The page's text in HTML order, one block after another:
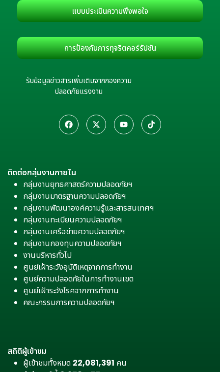
แบบประเมินความพึงพอใจ
การป้องกันการทุจริตคอร์รัปชัน
รับข้อมูลข่าวสารเพิ่มเติมจากกองความ
ปลอดภัยแรงงาน
ติดต่อกลุ่มงานภายใน
กลุ่มงานยุทธศาสตร์ความปลอดภัยฯ
กลุ่มงานมาตรฐานความปลอดภัยฯ
กลุ่มงานพัฒนาองค์ความรู้และสารสนเทศฯ
กลุ่มงานทะเบียนความปลอดภัยฯ
กลุ่มงานเครือข่ายความปลอดภัยฯ
กลุ่มงานกองทุนความปลอดภัยฯ
งานบริหารทั่วไป
ศูนย์เฝ้าระวังอุบัติเหตุจากการทำงาน
ศูนย์ความปลอดภัยในการทำงานเขต
ศูนย์เฝ้าระวังโรคจากการทำงาน
คณะกรรมการความปลอดภัยฯ
สถิติผู้เข้าชม
ผู้เข้าชมทั้งหมด 22,081,391 คน